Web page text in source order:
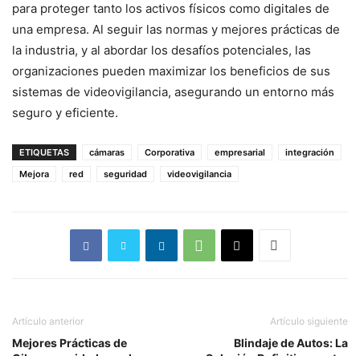
para proteger tanto los activos físicos como digitales de
una empresa. Al seguir las normas y mejores prácticas de
la industria, y al abordar los desafíos potenciales, las
organizaciones pueden maximizar los beneficios de sus
sistemas de videovigilancia, asegurando un entorno más
seguro y eficiente.
ETIQUETAS cámaras Corporativa empresarial
integración
Mejora
red seguridad videovigilancia
Artículo anterior
Mejores Prácticas de
Artículo siguiente
Blindaje de Autos: La